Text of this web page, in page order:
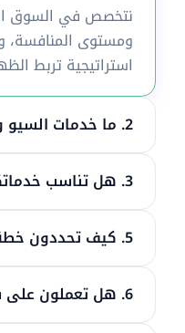
نتخصص في السوق
ومستوى المنافسة،
استراتيجية تربط
2. ما خدمات السيو والظهور التي تقدمونها؟
3. هل تناسب خدماتكم جميع أنواع الأعمال؟
5. كيف تحددون خطة العمل المناسبة؟
6. هل تعملون على سلة وزد وShopify وWordPress؟